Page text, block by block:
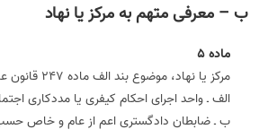
ب – معرفی متهم به مرکز یا نهاد
ماده 5
مرکز یا نهاد، موضوع بند الف ماده 247 قانون عبارت است از:
الف ـ واحد اجرای احکام کیفری یا مددکاری
ب ـ ضابطان دادگستری اعم از عام و خاص